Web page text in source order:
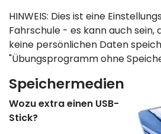
HINWEIS: Dies ist eine
Fahrschule - es kann auch sein,
keine persönlichen Daten
"Übungsprogramm ohne
Speichermedien
Wozu extra einen USB-
Stick?